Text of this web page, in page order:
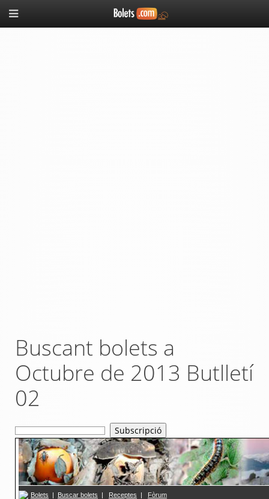
Buscant bolets a
Octubre de 2013 Butlletí
02
Bolets | Buscar bolets | Receptes | Fòrum